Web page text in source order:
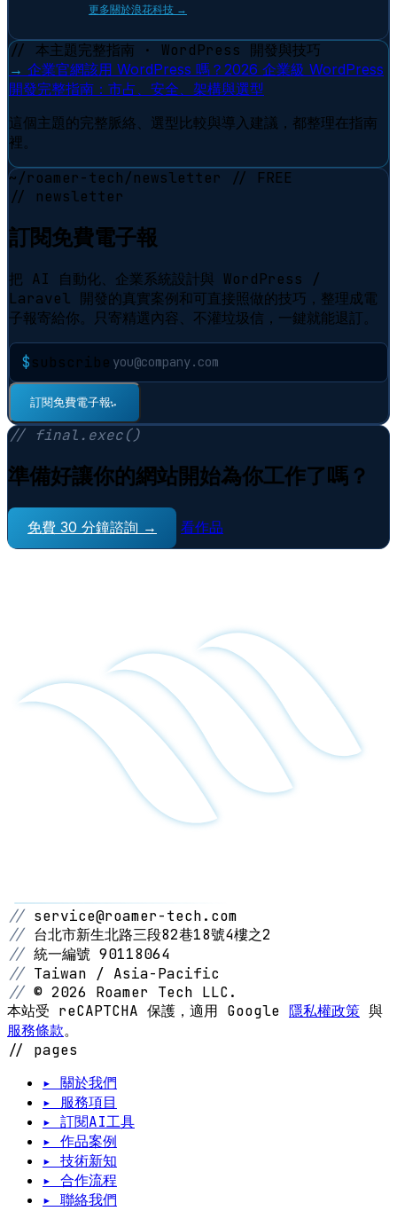
更多關於浪花科技 →
// 本主題完整指南 · WordPress 開發與技巧
→ 企業官網該用 WordPress 嗎？2026 企業級 WordPress
開發完整指南：市占、安全、架構與選型
這個主題的完整脈絡、選型比較與導入建議，都整理在指南
裡。
~/roamer-tech/newsletter
// FREE
// newsletter
訂閱免費電子報
把 AI 自動化、企業系統設計與 WordPress /
Laravel 開發的真實案例和可直接照做的技巧，整理成電
子報寄給你。只寄精選內容、不灌垃圾信，一鍵就能退訂。
$subscribe
訂閱免費電子報⠋
// final.exec()
準備好讓你的網站開始為你工作了嗎？
免費 30 分鐘諮詢 → 看作品
// service@roamer-tech.com
// 台北市新生北路三段82巷18號4樓之2
// 統一編號 90118064
// Taiwan / Asia-Pacific
// © 2026 Roamer Tech LLC.
本站受 reCAPTCHA 保護，適用 Google 隱私權政策 與
服務條款。
// pages
▸ 關於我們
▸ 服務項目
▸ 訂閱AI工具
▸ 作品案例
▸ 技術新知
▸ 合作流程
▸ 聯絡我們